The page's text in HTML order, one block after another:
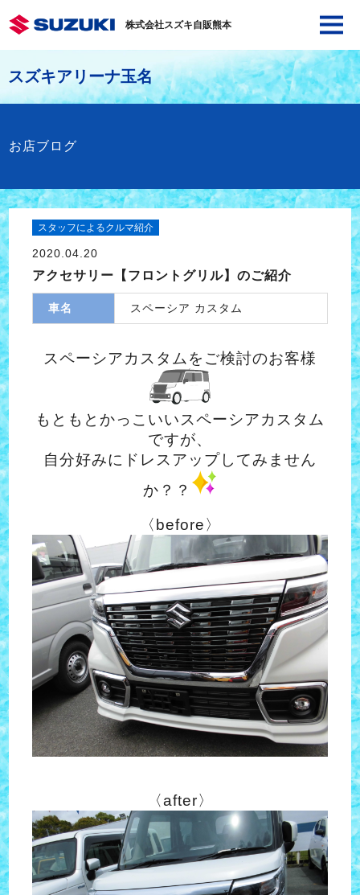
株式会社スズキ自販熊本
スズキアリーナ玉名
お店ブログ
スタッフによるクルマ紹介
2020.04.20
アクセサリー【フロントグリル】のご紹介
車名 スペーシア カスタム
スペーシアカスタムをご検討のお客様
もともとかっこいいスペーシアカスタム
ですが、
自分好みにドレスアップしてみません
か？？
〈before〉
〈after〉